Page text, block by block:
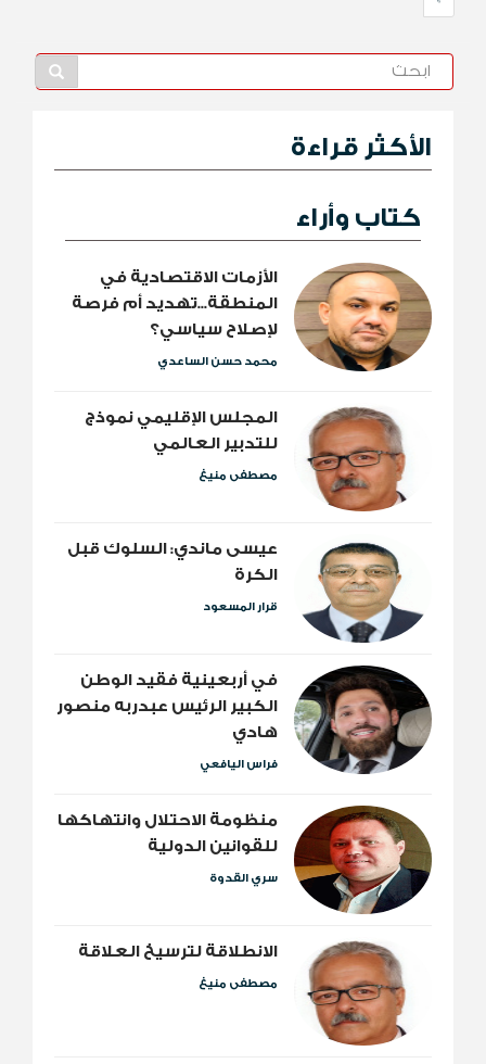
الأكثر قراءة
كتاب وأراء
الأزمات الاقتصادية في
المنطقة...تهديد أم فرصة
لإصلاح سياسي؟
محمد حسن الساعدي
المجلس الإقليمي نموذج
للتدبير العالمي
مصطفى منيغ
عيسى ماندي: السلوك قبل
الكرة
قرار المسعود
​في أربعينية فقيد الوطن
الكبير الرئيس عبدربه منصور
هادي
فراس اليافعي
منظومة الاحتلال وانتهاكها
للقوانين الدولية
سري القدوة
الانطلاقة لترسيخ العلاقة
مصطفى منيغ